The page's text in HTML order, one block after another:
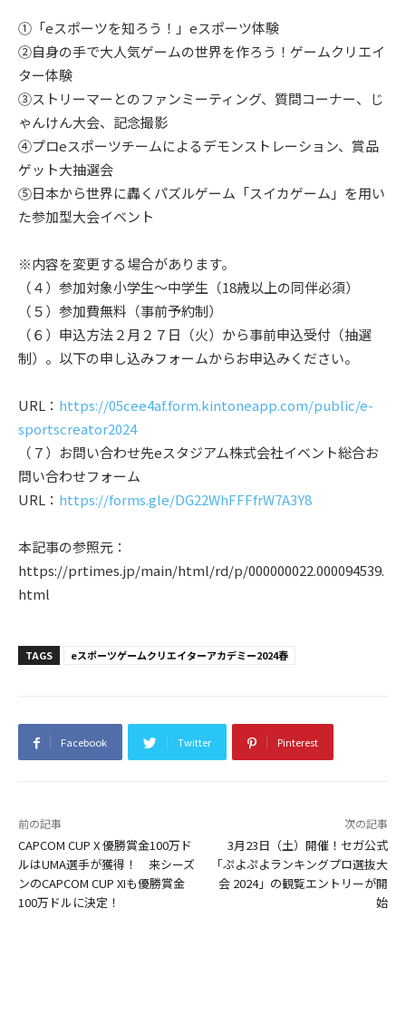
①「eスポーツを知ろう！」eスポーツ体験
②自身の手で大人気ゲームの世界を作ろう！ゲームクリエイ
ター体験
③ストリーマーとのファンミーティング、質問コーナー、じ
ゃんけん大会、記念撮影
④プロeスポーツチームによるデモンストレーション、賞品
ゲット大抽選会
⑤日本から世界に轟くパズルゲーム「スイカゲーム」を用い
た参加型大会イベント
※内容を変更する場合があります。
（４）参加対象小学生～中学生（18歳以上の同伴必須）
（５）参加費無料（事前予約制）
（６）申込方法２月２７日（火）から事前申込受付（抽選
制）。以下の申し込みフォームからお申込みください。
URL： https://05cee4af.form.kintoneapp.com/public/e-
sportscreator2024
（７）お問い合わせ先eスタジアム株式会社イベント総合お
問い合わせフォーム
URL： https://forms.gle/DG22WhFFFfrW7A3Y8
本記事の参照元：
https://prtimes.jp/main/html/rd/p/000000022.000094539.
html
TAGS eスポーツゲームクリエイターアカデミー2024春
Facebook Twitter Pinterest
前の記事
CAPCOM CUP X 優勝賞金100万ド
ルはUMA選手が獲得！ 来シーズ
ンのCAPCOM CUP XIも優勝賞金
100万ドルに決定！
次の記事
3月23日（土）開催！セガ公式
「ぷよぷよランキングプロ選抜大
会 2024」の観覧エントリーが開
始